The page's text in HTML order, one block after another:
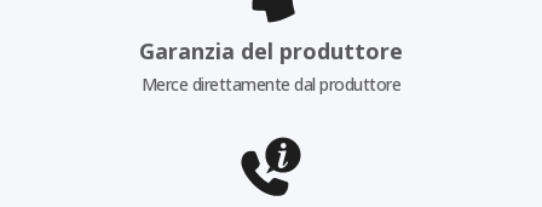
Garanzia del produttore
Merce direttamente dal produttore